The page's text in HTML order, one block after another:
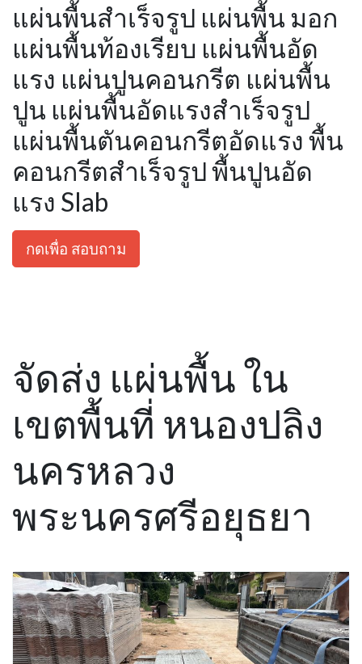
แผ่นพื้นสำเร็จรูป แผ่นพื้น มอก
แผ่นพื้นท้องเรียบ แผ่นพื้นอัด
แรง แผ่นปูนคอนกรีต แผ่นพื้น
ปูน แผ่นพื้นอัดแรงสำเร็จรูป
แผ่นพื้นตันคอนกรีตอัดแรง พื้น
คอนกรีตสำเร็จรูป พื้นปูนอัด
แรง Slab
กดเพื่อ สอบถาม
จัดส่ง แผ่นพื้น ใน
เขตพื้นที่ หนองปลิง
นครหลวง
พระนครศรีอยุธยา